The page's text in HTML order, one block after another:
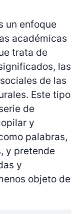
un enfoque
académicas
trata de
las
de las
Este tipo
de
y
palabras,
y pretende
y
objeto de